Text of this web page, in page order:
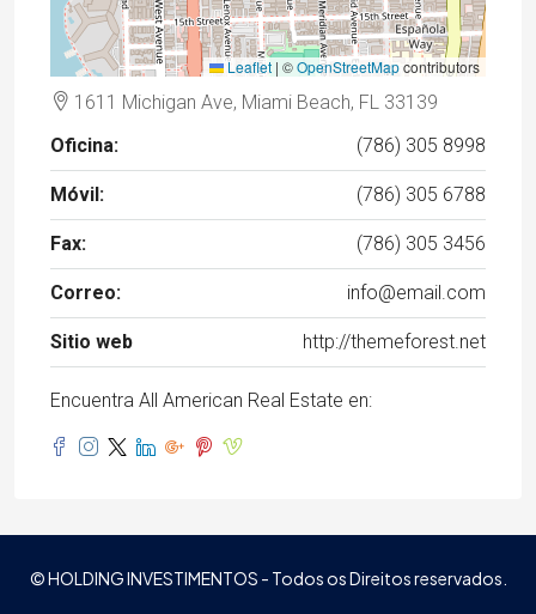
Leaflet | ©OpenStreetMapcontributors
1611 Michigan Ave, Miami Beach, FL 33139
Oficina:
(786) 305 8998
Móvil: (786) 305 6788
Fax: (786) 305 3456
Correo: info@email.com
Sitio web http://themeforest.net
Encuentra All American Real Estate en:
© HOLDING INVESTIMENTOS - Todos os Direitos reservados.